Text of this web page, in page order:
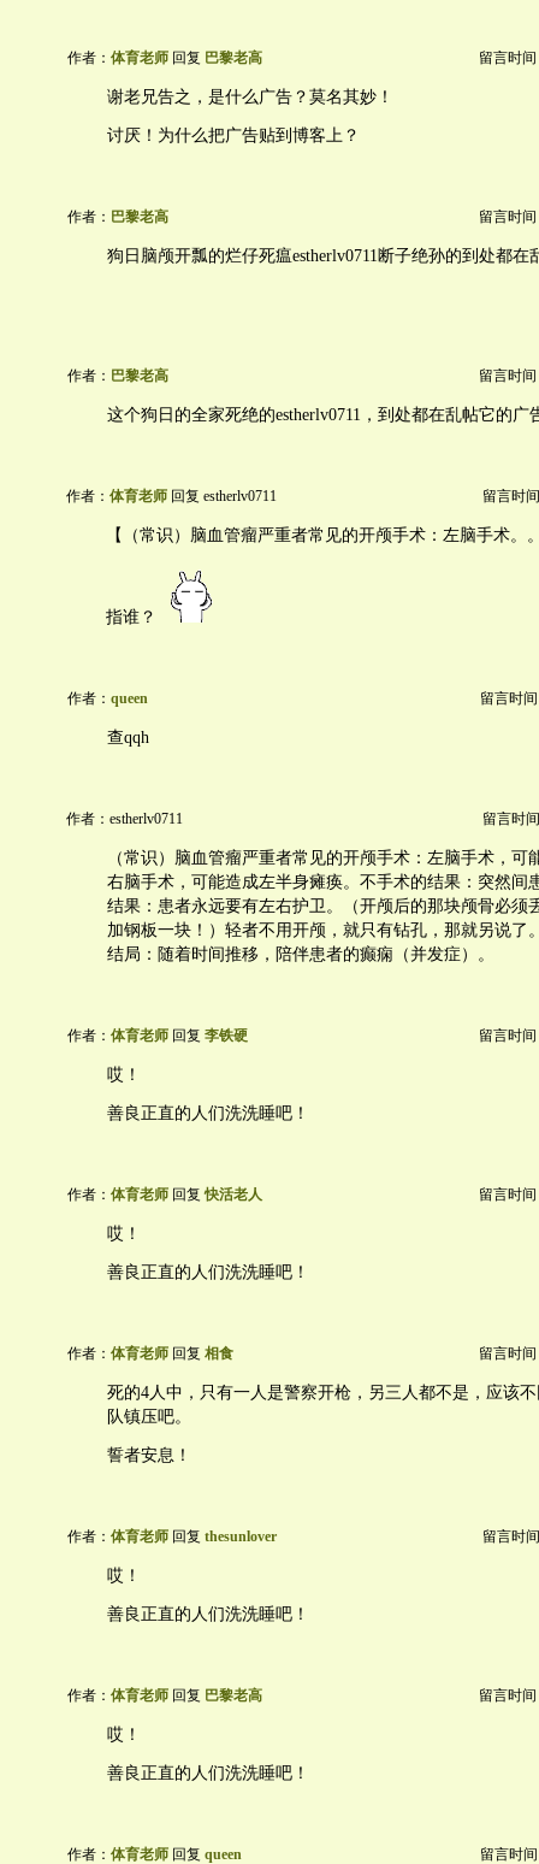
作者： 体育老师 回复 巴黎老高 留言时间
谢老兄告之，是什么广告？莫名其妙！
讨厌！为什么把广告贴到博客上？
作者： 巴黎老高 留言时间
狗日脑颅开瓢的烂仔死瘟estherlv0711断子绝孙的到处都在
作者： 巴黎老高 留言时间
这个狗日的全家死绝的estherlv0711，到处都在乱帖它的广
作者： 体育老师 回复 estherlv0711 留言时
【（常识）脑血管瘤严重者常见的开颅手术：左脑手术。
指谁？
作者： queen 留言时间
查qqh
作者：estherlv0711 留言时
（常识）脑血管瘤严重者常见的开颅手术：左脑手术，可
右脑手术，可能造成左半身瘫痪。不手术的结果：突然间
结果：患者永远要有左右护卫。（开颅后的那块颅骨必须
加钢板一块！）轻者不用开颅，就只有钻孔，那就另说了
结局：随着时间推移，陪伴患者的癫痫（并发症）。
作者： 体育老师 回复 李铁硬 留言时间
哎！
善良正直的人们洗洗睡吧！
作者： 体育老师 回复快活老人 留言时间
哎！
善良正直的人们洗洗睡吧！
作者： 体育老师 回复 相食 留言时间
死的4人中，只有一人是警察开枪，另三人都不是，应该
队镇压吧。
誓者安息！
作者： 体育老师 回复 thesunlover 留言时
哎！
善良正直的人们洗洗睡吧！
作者： 体育老师 回复 巴黎老高 留言时间
哎！
善良正直的人们洗洗睡吧！
作者： 体育老师 回复 queen 留言时间